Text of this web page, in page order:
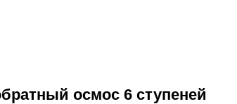
осмос 6 ступеней